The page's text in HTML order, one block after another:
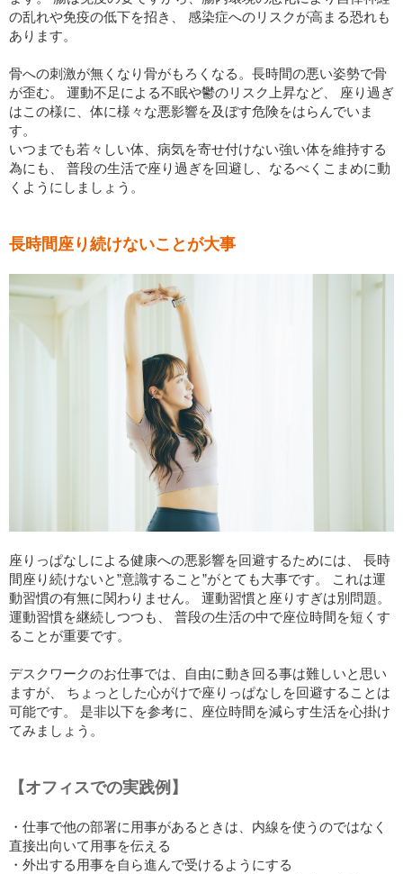
の乱れや免疫の低下を招き、 感染症へのリスクが高まる恐れも
あります。
骨への刺激が無くなり骨がもろくなる。長時間の悪い姿勢で骨
が歪む。 運動不足による不眠や鬱のリスク上昇など、 座り過ぎ
はこの様に、体に様々な悪影響を及ぼす危険をはらんでいま
す。
いつまでも若々しい体、病気を寄せ付けない強い体を維持する
為にも、 普段の生活で座り過ぎを回避し、なるべくこまめに動
くようにしましょう。
長時間座り続けないことが大事
座りっぱなしによる健康への悪影響を回避するためには、 長時
間座り続けないと”意識すること”がとても大事です。 これは運
動習慣の有無に関わりません。 運動習慣と座りすぎは別問題。
運動習慣を継続しつつも、 普段の生活の中で座位時間を短くす
ることが重要です。
デスクワークのお仕事では、自由に動き回る事は難しいと思い
ますが、 ちょっとした心がけで座りっぱなしを回避することは
可能です。 是非以下を参考に、座位時間を減らす生活を心掛け
てみましょう。
【オフィスでの実践例】
・仕事で他の部署に用事があるときは、内線を使うのではなく
直接出向いて用事を伝える
・外出する用事を自ら進んで受けるようにする